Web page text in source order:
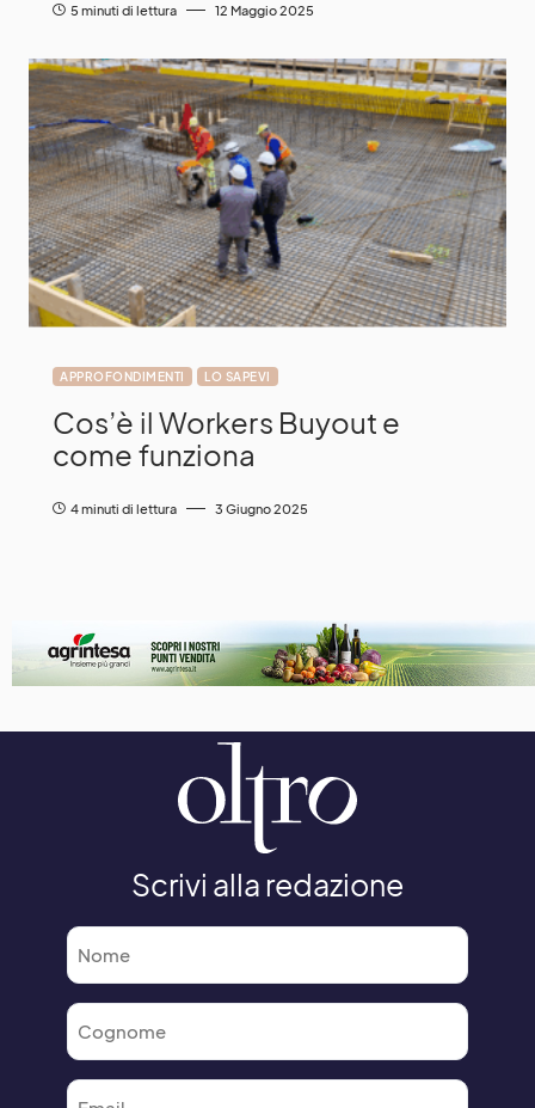
5 minuti di lettura 12 Maggio 2025
APPROFONDIMENTI LO SAPEVI
Cos’è il Workers Buyout e
come funziona
4 minuti di lettura 3 Giugno 2025
Scrivi alla redazione
Nome
Cognome
Email